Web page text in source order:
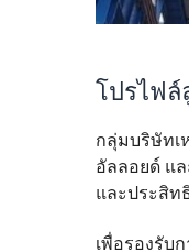
โปรไฟล์
กลุ่มบริษัทเ
อัลลอยด์ แ
และประสิท
เพื่อรองรับ